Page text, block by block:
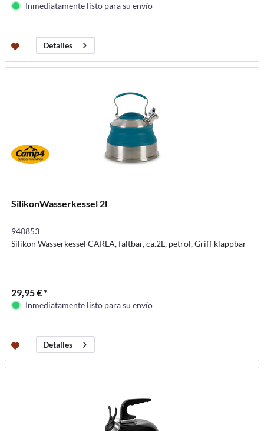
Inmediatamente listo para su envío
Detalles
SilikonWasserkessel 2l
940853
Silikon Wasserkessel CARLA, faltbar, ca.2L, petrol, Griff klappbar
29,95 € *
Inmediatamente listo para su envío
Detalles